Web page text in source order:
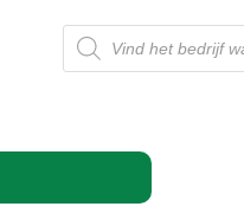
Producten
zoeken